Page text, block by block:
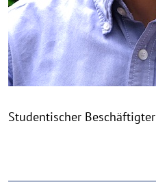
Studentischer Beschäftigter